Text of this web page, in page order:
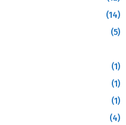
(14)
(5)
(1)
(1)
(1)
(4)